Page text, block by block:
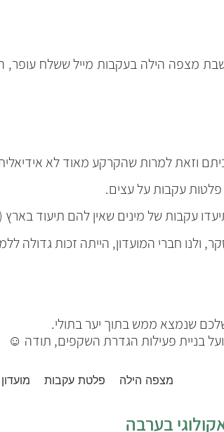
מצפה הילה בעקבות מייל ששלח עופר,
וזאת למרות שהקרקע מאוד לא
עקבות על עצים.
עקבות של מינים שאין להם תיעוד בארץ
ולנו חברי המועדון, הייתה זכות גדולה
שנמצא ממש בתוך יער בתולי.
בניית פעילות הגדרת השקפים, תודה ☺
מצפה הילה פלטת עקבות